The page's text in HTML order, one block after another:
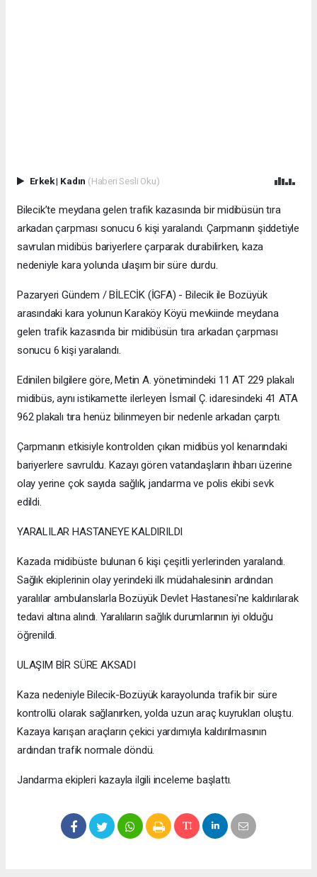
Erkek| Kadın (Haberi Sesli Oku)
Bilecik’te meydana gelen trafik kazasında bir midibüsün tıra
arkadan çarpması sonucu 6 kişi yaralandı. Çarpmanın şiddetiyle
savrulan midibüs bariyerlere çarparak durabilirken, kaza
nedeniyle kara yolunda ulaşım bir süre durdu.
Pazaryeri Gündem / BİLECİK (İGFA) - Bilecik ile Bozüyük
arasındaki kara yolunun Karaköy Köyü mevkiinde meydana
gelen trafik kazasında bir midibüsün tıra arkadan çarpması
sonucu 6 kişi yaralandı.
Edinilen bilgilere göre, Metin A. yönetimindeki 11 AT 229 plakalı
midibüs, aynı istikamette ilerleyen İsmail Ç. idaresindeki 41 ATA
962 plakalı tıra henüz bilinmeyen bir nedenle arkadan çarptı.
Çarpmanın etkisiyle kontrolden çıkan midibüs yol kenarındaki
bariyerlere savruldu. Kazayı gören vatandaşların ihbarı üzerine
olay yerine çok sayıda sağlık, jandarma ve polis ekibi sevk
edildi.
YARALILAR HASTANEYE KALDIRILDI
Kazada midibüste bulunan 6 kişi çeşitli yerlerinden yaralandı.
Sağlık ekiplerinin olay yerindeki ilk müdahalesinin ardından
yaralılar ambulanslarla Bozüyük Devlet Hastanesi'ne kaldırılarak
tedavi altına alındı. Yaralıların sağlık durumlarının iyi olduğu
öğrenildi.
ULAŞIM BİR SÜRE AKSADI
Kaza nedeniyle Bilecik-Bozüyük karayolunda trafik bir süre
kontrollü olarak sağlanırken, yolda uzun araç kuyrukları oluştu.
Kazaya karışan araçların çekici yardımıyla kaldırılmasının
ardından trafik normale döndü.
Jandarma ekipleri kazayla ilgili inceleme başlattı.